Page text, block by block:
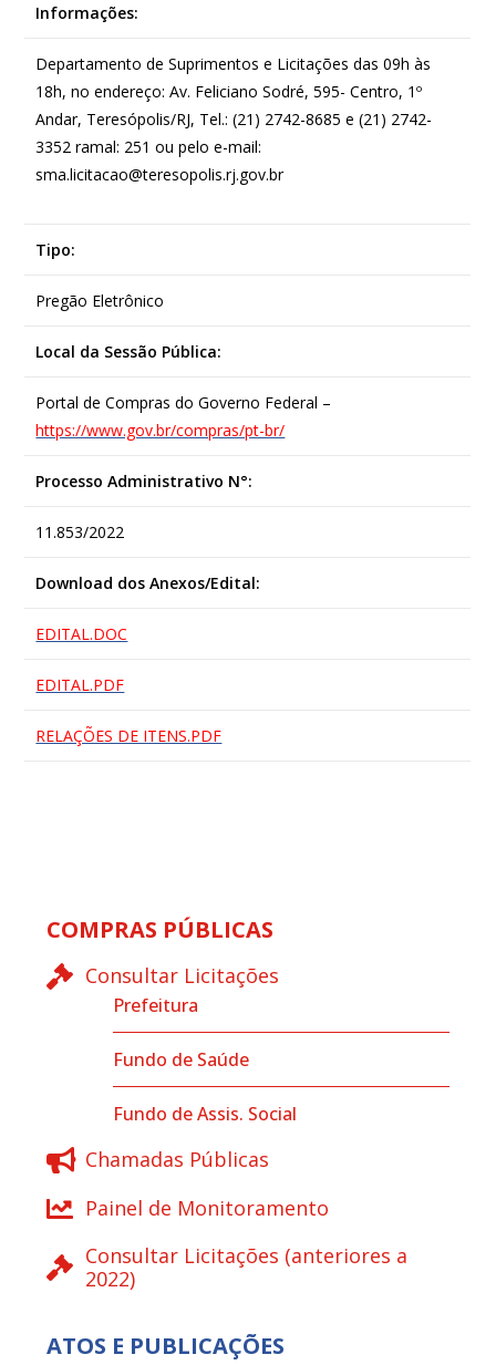
Informações:
Departamento de Suprimentos e Licitações das 09h às
18h, no endereço: Av. Feliciano Sodré, 595- Centro, 1º
Andar, Teresópolis/RJ, Tel.: (21) 2742-8685 e (21) 2742-
3352 ramal: 251 ou pelo e-mail:
sma.licitacao@teresopolis.rj.gov.br
Tipo:
Pregão Eletrônico
Local da Sessão Pública:
Portal de Compras do Governo Federal –
https://www.gov.br/compras/pt-br/
Processo Administrativo N°:
11.853/2022
Download dos Anexos/Edital:
EDITAL.DOC
EDITAL.PDF
RELAÇÕES DE ITENS.PDF
COMPRAS PÚBLICAS
Consultar Licitações
Prefeitura
Fundo de Saúde
Fundo de Assis. Social
Chamadas Públicas
Painel de Monitoramento
Consultar Licitações (anteriores a
2022)
ATOS E PUBLICAÇÕES